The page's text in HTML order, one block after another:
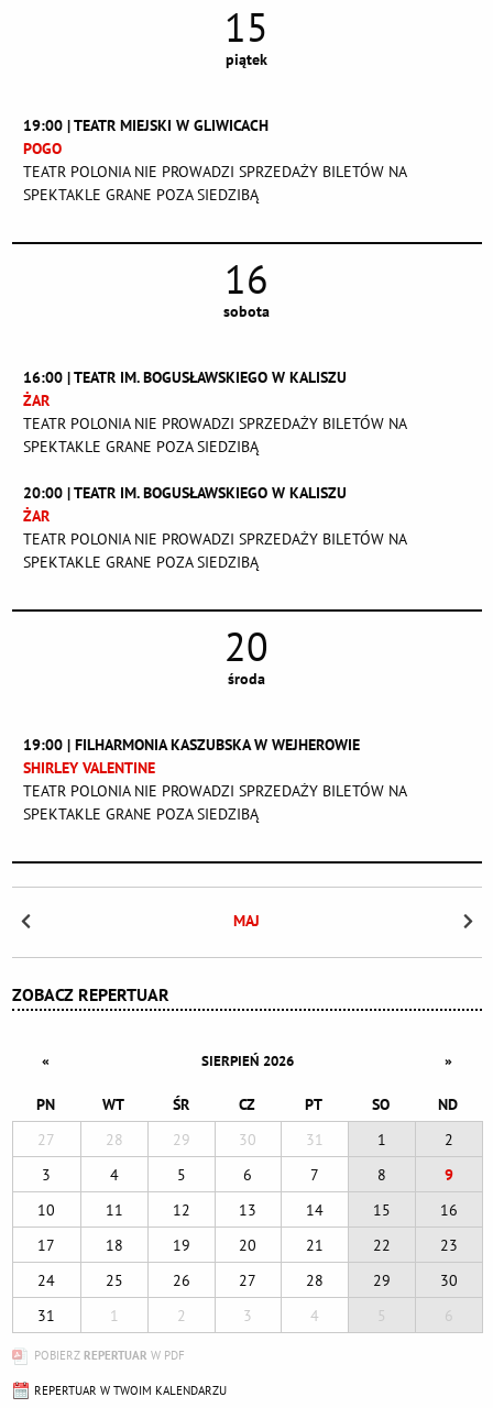
ZOBACZ REPERTUAR
« SIERPIEŃ 2026 »
PN WT ŚR CZ PT SO
ND
27
28 29 30 31 1
2
3
4 5 6 7 8
9
10
11 12 13 14 15
16
17
18 19 20 21 22
23
24
25 26 27 28 29
30
31
1 2 3 4 5 6
POBIERZ REPERTUAR W PDF
REPERTUAR W TWOIM KALENDARZU
15
piątek
19:00 | TEATR MIEJSKI W GLIWICACH
POGO
TEATR POLONIA NIE PROWADZI SPRZEDAŻY BILETÓW NA
SPEKTAKLE GRANE POZA SIEDZIBĄ
16
sobota
16:00 | TEATR IM. BOGUSŁAWSKIEGO W KALISZU
ŻAR
TEATR POLONIA NIE PROWADZI SPRZEDAŻY BILETÓW NA
SPEKTAKLE GRANE POZA SIEDZIBĄ
20:00 | TEATR IM. BOGUSŁAWSKIEGO W KALISZU
ŻAR
TEATR POLONIA NIE PROWADZI SPRZEDAŻY BILETÓW NA
SPEKTAKLE GRANE POZA SIEDZIBĄ
20
środa
19:00 | FILHARMONIA KASZUBSKA W WEJHEROWIE
SHIRLEY VALENTINE
TEATR POLONIA NIE PROWADZI SPRZEDAŻY BILETÓW NA
SPEKTAKLE GRANE POZA SIEDZIBĄ
MAJ